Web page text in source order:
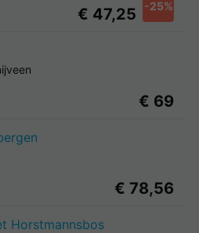
€ 47,25 -25%
€ 69
€ 78,56
Horstmannsbos